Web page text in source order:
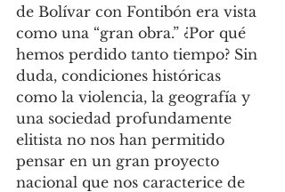
de Bolívar con Fontibón era vista
como una “gran obra.” ¿Por qué
hemos perdido tanto tiempo? Sin
duda, condiciones históricas
como la violencia, la geografía y
una sociedad profundamente
elitista no nos han permitido
pensar en un gran proyecto
nacional que nos caracterice de